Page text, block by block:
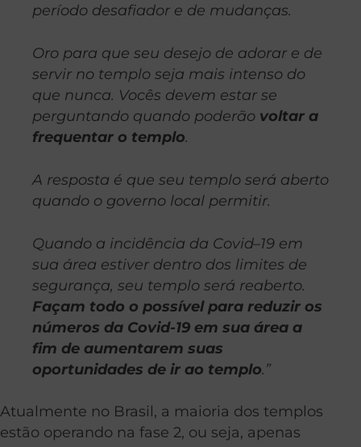
período desafiador e de mudanças.
Oro para que seu desejo de adorar e de
servir no templo seja mais intenso do
que nunca. Vocês devem estar se
perguntando quando poderão voltar a
frequentar o templo.
A resposta é que seu templo será aberto
quando o governo local permitir.
Quando a incidência da Covid–19 em
sua área estiver dentro dos limites de
segurança, seu templo será reaberto.
Façam todo o possível para reduzir os
números da Covid-19 em sua área a
fim de aumentarem suas
oportunidades de ir ao templo.”
Atualmente no Brasil, a maioria dos templos
estão operando na fase 2, ou seja, apenas